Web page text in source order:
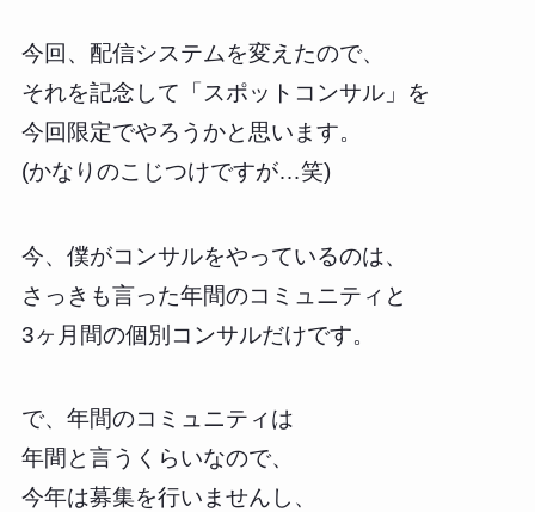
今回、配信システムを変えたので、
それを記念して「スポットコンサル」を
今回限定でやろうかと思います。
(かなりのこじつけですが…笑)
今、僕がコンサルをやっているのは、
さっきも言った年間のコミュニティと
3ヶ月間の個別コンサルだけです。
で、年間のコミュニティは
年間と言うくらいなので、
今年は募集を行いませんし、